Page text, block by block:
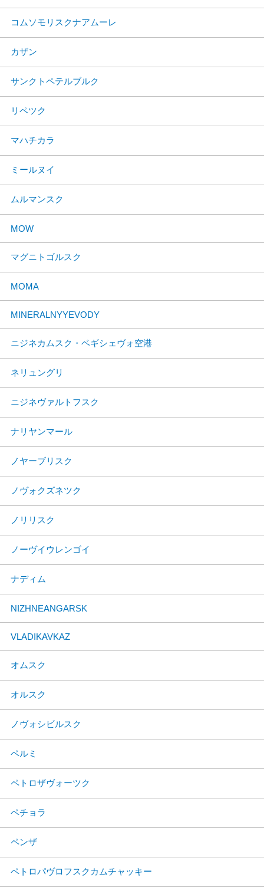
コムソモリスクナアムーレ
カザン
サンクトペテルブルク
リペツク
マハチカラ
ミールヌイ
ムルマンスク
MOW
マグニトゴルスク
MOMA
MINERALNYYEVODY
ニジネカムスク・ベギシェヴォ空港
ネリュングリ
ニジネヴァルトフスク
ナリヤンマール
ノヤーブリスク
ノヴォクズネツク
ノリリスク
ノーヴイウレンゴイ
ナディム
NIZHNEANGARSK
VLADIKAVKAZ
オムスク
オルスク
ノヴォシビルスク
ペルミ
ペトロザヴォーツク
ペチョラ
ペンザ
ペトロパヴロフスクカムチャッキー